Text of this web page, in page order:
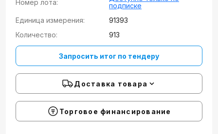
Номер лота:
подписке
Единица измерения:
91393
Количество:
913
Запросить итог по тендеру
Доставка товара
Торговое финансирование